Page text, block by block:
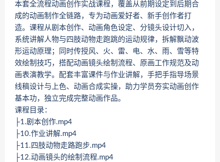
本套全流程动画创作实战课程，覆盖从前期设定到后期合
成的动画制作全链路，专为动画爱好者、新手创作者打
造。课程从剧本创作、动画角色设定、分镜头设计切入，
系统讲解人物与四肢动物走跑跳的运动规律，拆解飘动波
形运动原理；同时传授风、火、雷、电、水、雨、雪等特
效绘制技巧，搭配动画镜头绘制流程、原画工作规范及动
画表演教学。配套丰富课件与作业讲解，手把手指导场景
线稿设计与上色、动画合成实操，助力学员夯实动画创作
基本功，独立完成完整动画作品。
课程目录：
├1.剧本创作.mp4
├10.作业讲解.mp4
├11.四肢动物走路跑步.mp4
├12.动画镜头的绘制流程.mp4